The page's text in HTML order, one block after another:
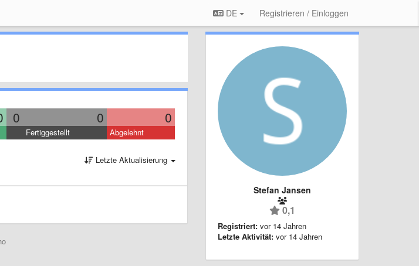
DE Registrieren / Einloggen
0 0 0
Fertiggestellt Abgelehnt
Letzte Aktualisierung
Stefan Jansen
0,1
Registriert: vor 14 Jahren
Letzte Aktivität: vor 14 Jahren